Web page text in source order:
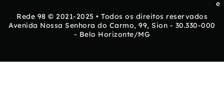
e
Rede 98 © 2021-2025 • Todos os direitos reservados
Avenida Nossa Senhora do Carmo, 99, Sion - 30.330-000
- Belo Horizonte/MG